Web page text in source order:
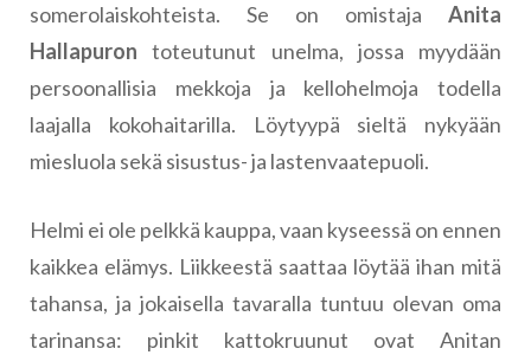
somerolaiskohteista. Se on omistaja Anita
Hallapuron toteutunut unelma, jossa myydään
persoonallisia mekkoja ja kellohelmoja todella
laajalla kokohaitarilla. Löytyypä sieltä nykyään
miesluola sekä sisustus- ja lastenvaatepuoli.
Helmi ei ole pelkkä kauppa, vaan kyseessä on ennen
kaikkea elämys. Liikkeestä saattaa löytää ihan mitä
tahansa, ja jokaisella tavaralla tuntuu olevan oma
tarinansa: pinkit kattokruunut ovat Anitan